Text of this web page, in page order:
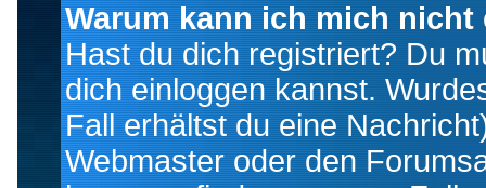
Warum kann ich mich nicht
Hast du dich registriert? Du
dich einloggen kannst.
Fall erhältst du eine
Webmaster oder den